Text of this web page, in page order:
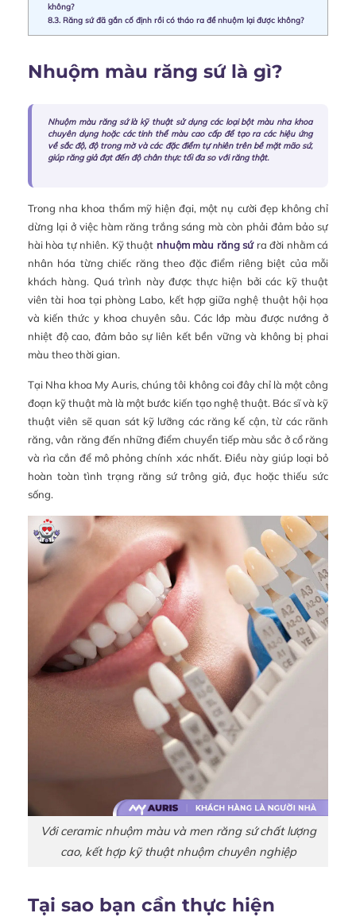
không?
8.3. Răng sứ đã gắn cố định rồi có tháo ra để nhuộm lại được không?
Nhuộm màu răng sứ là gì?
Nhuộm màu răng sứ là kỹ thuật sử dụng các loại bột màu nha khoa
chuyên dụng hoặc các tinh thể màu cao cấp để tạo ra các hiệu ứng
về sắc độ, độ trong mờ và các đặc điểm tự nhiên trên bề mặt mão sứ,
giúp răng giả đạt đến độ chân thực tối đa so với răng thật.
Trong nha khoa thẩm mỹ hiện đại, một nụ cười đẹp không chỉ
dừng lại ở việc hàm răng trắng sáng mà còn phải đảm bảo sự
hài hòa tự nhiên. Kỹ thuật nhuộm màu răng sứra đời nhằm cá
nhân hóa từng chiếc răng theo đặc điểm riêng biệt của mỗi
khách hàng. Quá trình này được thực hiện bởi các kỹ thuật
viên tài hoa tại phòng Labo, kết hợp giữa nghệ thuật hội họa
và kiến thức y khoa chuyên sâu. Các lớp màu được nướng ở
nhiệt độ cao, đảm bảo sự liên kết bền vững và không bị phai
màu theo thời gian.
Tại Nha khoa My Auris, chúng tôi không coi đây chỉ là một công
đoạn kỹ thuật mà là một bước kiến tạo nghệ thuật. Bác sĩ và kỹ
thuật viên sẽ quan sát kỹ lưỡng các răng kế cận, từ các rãnh
răng, vân răng đến những điểm chuyển tiếp màu sắc ở cổ răng
và rìa cắn để mô phỏng chính xác nhất. Điều này giúp loại bỏ
hoàn toàn tình trạng răng sứ trông giả, đục hoặc thiếu sức
sống.
Với ceramic nhuộm màu và men răng sứ chất lượng
cao, kết hợp kỹ thuật nhuộm chuyên nghiệp
Tại sao bạn cần thực hiện